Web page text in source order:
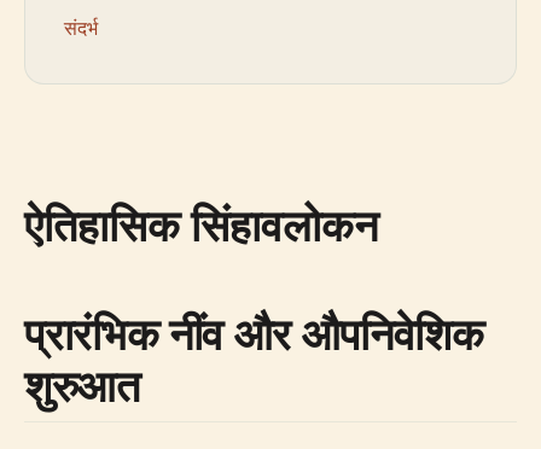
संदर्भ
ऐतिहासिक सिंहावलोकन
प्रारंभिक नींव और औपनिवेशिक
शुरुआत